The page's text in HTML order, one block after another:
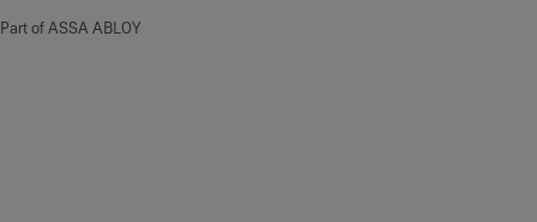
Part of ASSA ABLOY